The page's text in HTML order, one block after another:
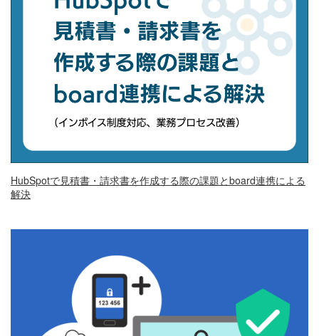
HubSpotで見積書・請求書を作成する際の課題とboard連携による
解決